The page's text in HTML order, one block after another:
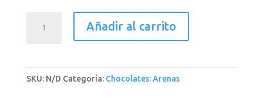
**
cantidad
Añadir al carrito
SKU: N/D Categoría: Chocolates: Arenas